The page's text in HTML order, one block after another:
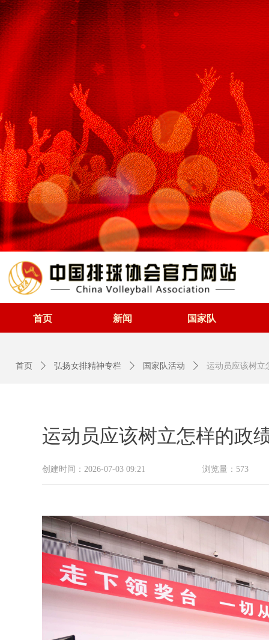
首页 新闻 国家队
运动员应该树立怎样的
创建时间： 2026-07-03 09:21 浏览量： 573
首页 ꄲ 弘扬女排精神专栏 ꄲ 国家队活动 ꄲ 运动员应该树